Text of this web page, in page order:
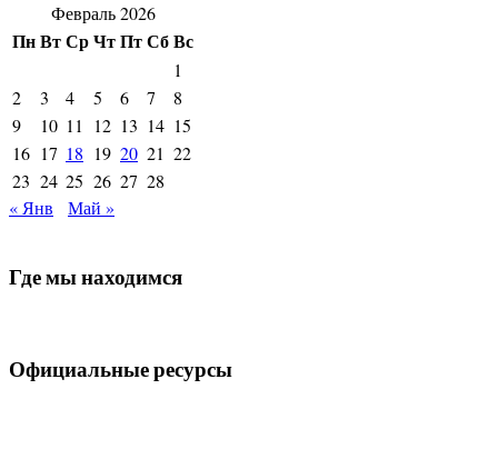
Февраль 2026
ПнВтСрЧтПтСбВс
1
2
3 4 5 6 7
8
9
10 11 12 13 14 15
16 17 18 19 20 21 22
23 24 25 26 27 28
« Янв
Май »
Где мы находимся
Официальные ресурсы